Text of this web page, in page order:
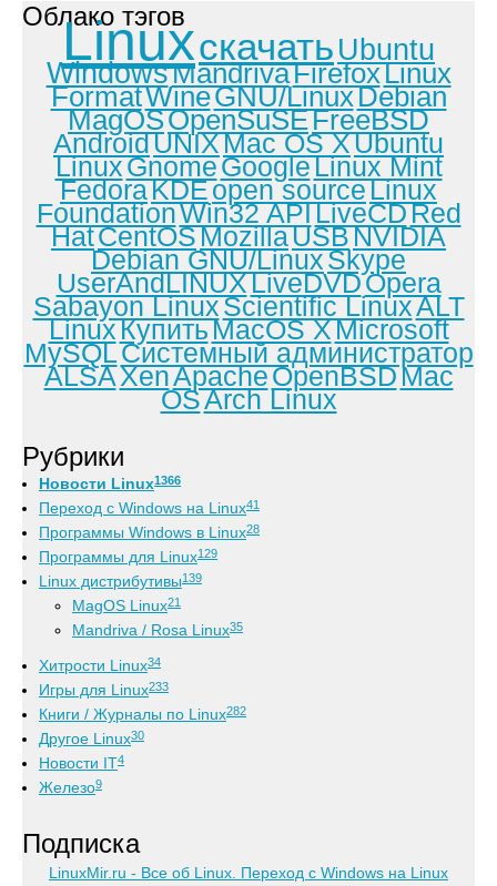
Облако тэгов
Linuxскачать Ubuntu
WindowsMandrivaFirefoxLinux
FormatWineGNU/LinuxDebian
MagOSOpenSuSEFreeBSD
AndroidUNIXMac OS XUbuntu
LinuxGnomeGoogleLinux Mint
FedoraKDEopen sourceLinux
FoundationWin32 APILiveCDRed
HatCentOSMozillaUSBNVIDIA
Debian GNU/LinuxSkype
UserAndLINUXLiveDVDOpera
Sabayon LinuxScientific LinuxALT
LinuxКупитьMacOS XMicrosoft
MySQLСистемный администратор
ALSAXenApacheOpenBSDMac
OSArch Linux
Рубрики
Новости Linux1366
Переход с Windows на Linux41
Программы Windows в Linux28
Программы для Linux129
Linux дистрибутивы139
MagOS Linux21
Mandriva / Rosa Linux35
Хитрости Linux34
Игры для Linux233
Книги / Журналы по Linux282
Другое Linux30
Новости IT4
Железо9
Подписка
LinuxMir.ru - Все об Linux. Переход с Windows на Linux